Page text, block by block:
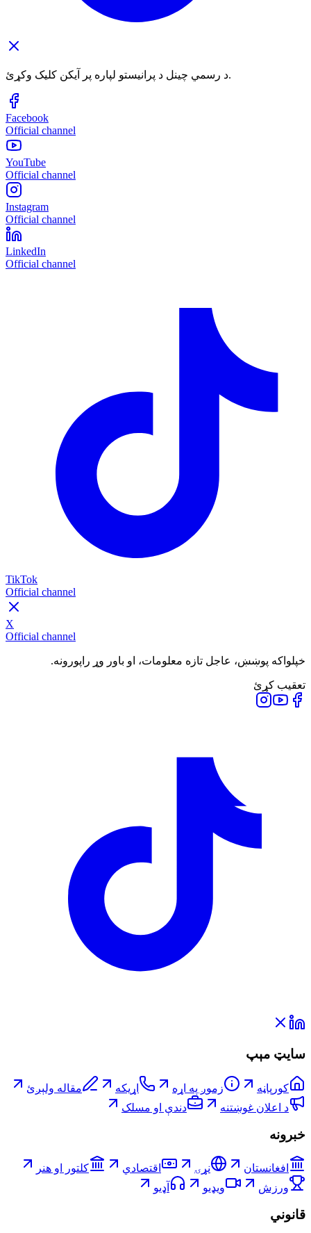
د رسمي چینل د پرانیستو لپاره پر آیکن کلیک وکړئ.
Facebook
Official channel
YouTube
Official channel
Instagram
Official channel
LinkedIn
Official channel
TikTok
Official channel
X
Official channel
خپلواکه پوښښ، عاجل تازه معلومات، او باور وړ راپورونه.
تعقیب کړئ
سایټ مېپ
کورپاڼه زموږ په اړه اړیکه
مقاله ولېږئ
د اعلان غوښتنه
دندې او مسلک
خبرونه
افغانستان نړۍ اقتصادي
کلتور او هنر
ورزش
ویډیو آډیو
قانوني